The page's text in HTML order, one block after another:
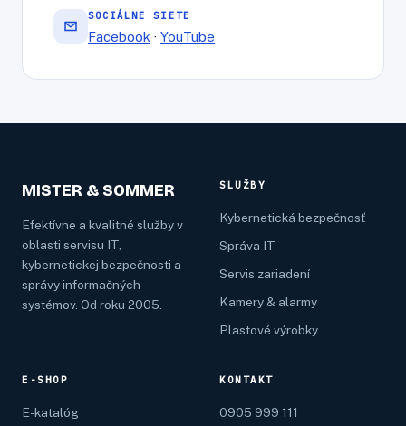
SOCIÁLNE SIETE
Facebook · YouTube
MISTER & SOMMER
Efektívne a kvalitné služby v
oblasti servisu IT,
kybernetickej bezpečnosti a
správy informačných
systémov. Od roku 2005.
SLUŽBY
Kybernetická bezpečnosť
Správa IT
Servis zariadení
Kamery & alarmy
Plastové výrobky
E-SHOP
E-katalóg
KONTAKT
0905 999 111